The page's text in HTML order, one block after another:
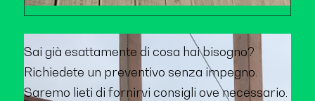
Sai già esattamente di cosa hai bisogno?
Richiedete un preventivo senza impegno.
Saremo lieti di fornirvi consigli ove necessario.